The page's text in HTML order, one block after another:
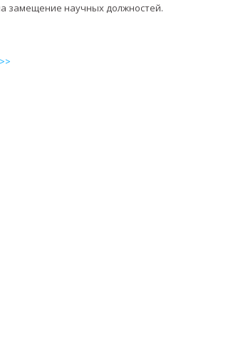
замещение научных должностей.
>>